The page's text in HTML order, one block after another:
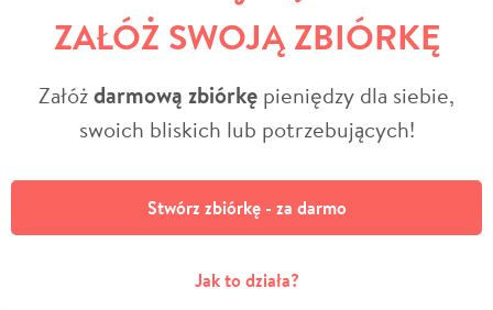
ZAŁÓŻ SWOJĄ ZBIÓRKĘ
Załóżdarmową zbiórkę pieniędzy dla siebie,
swoich bliskich lub potrzebujących!
Stwórz zbiórkę - za darmo
Jak to działa?